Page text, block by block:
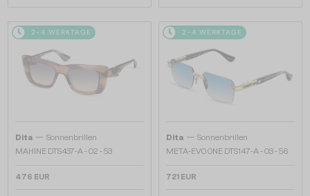
2-4 WERKTAGE
Dita — Sonnenbrillen
MAHINE DTS437-A - 02 - 53
476 EUR
2-4 WERKTAGE
Dita — Sonnenbrillen
META-EVO ONE DTS147-A - 03 - 56
721 EUR